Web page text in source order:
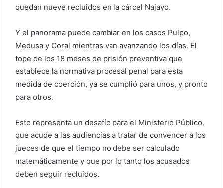
quedan nueve recluidos en la cárcel Najayo.
Y el panorama puede cambiar en los casos Pulpo,
Medusa y Coral mientras van avanzando los días. El
tope de los 18 meses de prisión preventiva que
establece la normativa procesal penal para esta
medida de coerción, ya se cumplió para unos, y pronto
para otros.
Esto representa un desafío para el Ministerio Público,
que acude a las audiencias a tratar de convencer a los
jueces de que el tiempo no debe ser calculado
matemáticamente y que por lo tanto los acusados
deben seguir recluidos.